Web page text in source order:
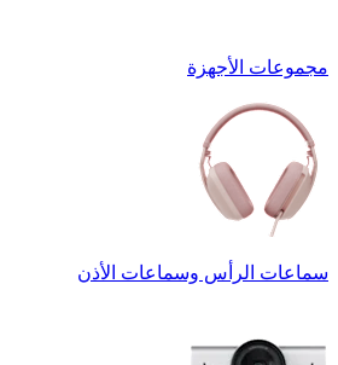
مجموعات الأجهزة
سماعات الرأس وسماعات الأذن